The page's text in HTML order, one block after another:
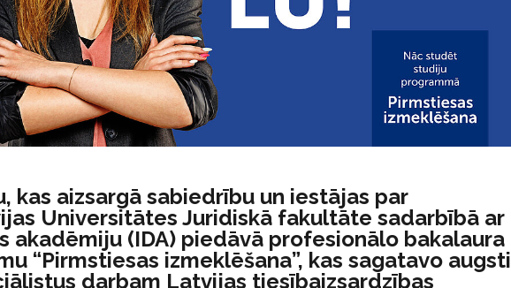
kas aizsargā sabiedrību un iestājas par
Universitātes Juridiskā fakultāte sadarbībā ar
akadēmiju (IDA) piedāvā profesionālo bakalaura
“Pirmstiesas izmeklēšana”, kas sagatavo augsti
darbam Latvijas tiesībaizsardzības